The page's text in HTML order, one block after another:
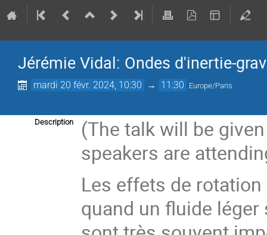
Jérémie Vidal: Ondes d'inertie-
mardi 20 févr. 2024, 10:30 → 11:30 Europe/Paris
Description
(The talk will be
speakers are
Les effets de
quand un fluide